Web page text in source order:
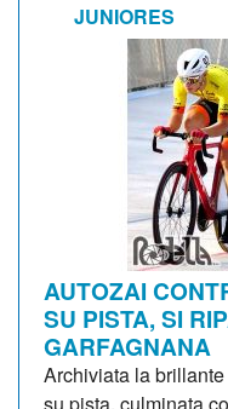
JUNIORES
AUTOZAI
SU PISTA, SI
GARFAGNANA
Archiviata la
su pista, culminata